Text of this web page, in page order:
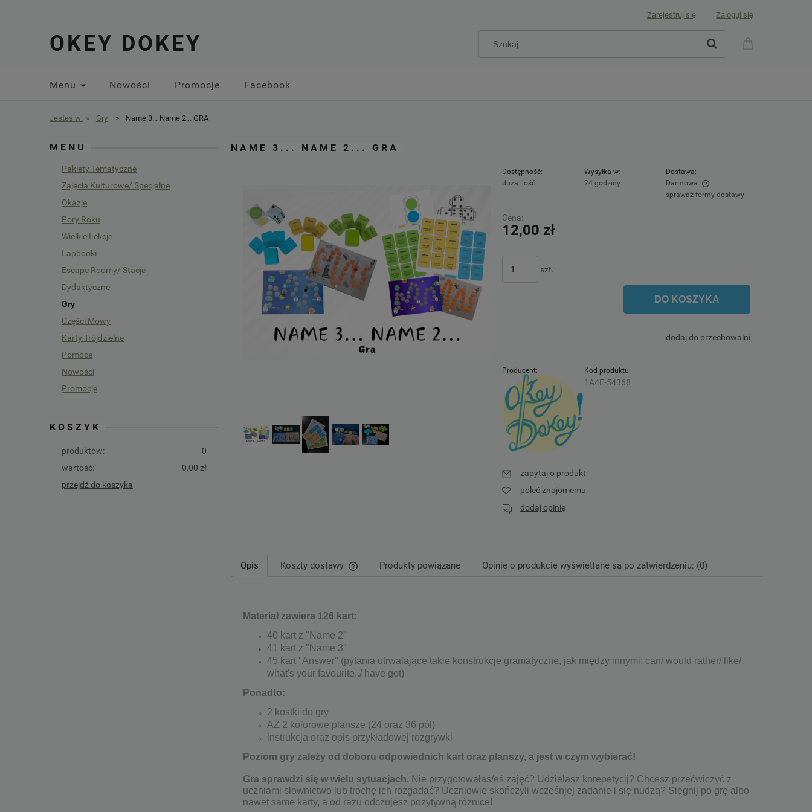
Zarejestruj się Zaloguj się
OKEY DOKEY
Menu Nowości Promocje Facebook
Jesteś w: » Gry » Name 3... Name 2... GRA
MENU
Pakiety Tematyczne
Zajęcia Kulturowe/ Specjalne
Okazje
Pory Roku
Wielkie Lekcje
Lapbooki
Escape Roomy/ Stacje
Dydaktyczne
Gry
Części Mowy
Karty Trójdzielne
Pomoce
Nowości
Promocje
KOSZYK
produktów:
0
wartość:
0,00 zł
przejdź do koszyka
NAME 3... NAME 2... GRA
Dostępność:
duża ilość
Wysyłka w:
24 godziny
Dostawa:
Darmowa
sprawdź formy dostawy
Cena:
12,00 zł
szt.
DO KOSZYKA
dodaj do przechowalni
Producent: Kod produktu:
1A4E-54368
zapytaj o produkt
poleć znajomemu
dodaj opinię
Opis Koszty dostawy Produkty powiązane Opinie o produkcie wyświetlane są po zatwierdzeniu: (0)
Materiał zawiera 126 kart:
40 kart z "Name 2"
41 kart z "Name 3"
45 kart "Answer" (pytania utrwalające takie konstrukcje gramatyczne, jak między innymi: can/ would rather/ like/
what's your favourite../ have got)
Ponadto:
2 kostki do gry
AŻ 2 kolorowe plansze (24 oraz 36 pól)
instrukcja oraz opis przykładowej rozgrywki
Poziom gry zależy od doboru odpowiednich kart oraz planszy, a jest w czym wybierać!
Gra sprawdzi się w wielu sytuacjach. Nie przygotowałaś/eś zajęć? Udzielasz korepetycij? Chcesz przećwiczyć z
uczniami słownictwo lub trochę ich rozgadać? Uczniowie skończyli wcześnjej zadanie i się nudzą? Sięgnij po grę albo
nawet same karty, a od razu odczujesz pozytywną różnice!